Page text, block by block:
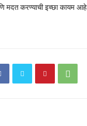
मदत करण्याची इच्छा कायम